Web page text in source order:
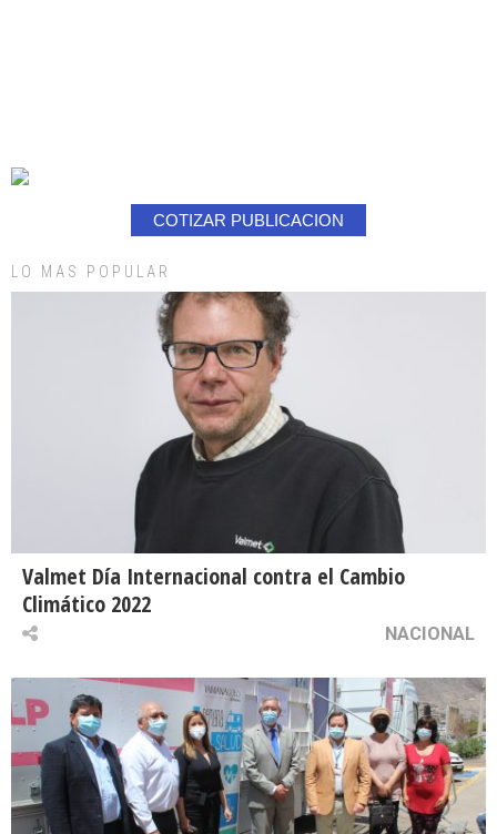
COTIZAR PUBLICACION
LO MAS POPULAR
Valmet Día Internacional contra el Cambio
Climático 2022
NACIONAL